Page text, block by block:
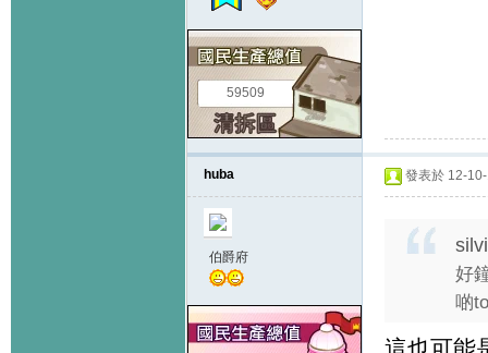
59509
huba
伯爵府
發表於 12-
好
啲